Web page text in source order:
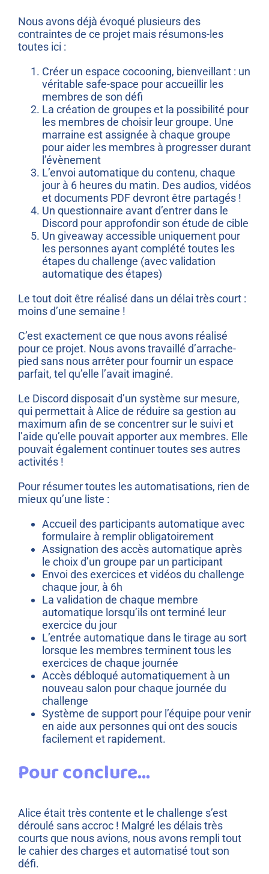
Nous avons déjà évoqué plusieurs des
contraintes de ce projet mais résumons-les
toutes ici :
Créer un espace cocooning, bienveillant : un
véritable safe-space pour accueillir les
membres de son défi
La création de groupes et la possibilité pour
les membres de choisir leur groupe. Une
marraine est assignée à chaque groupe
pour aider les membres à progresser durant
l’évènement
L’envoi automatique du contenu, chaque
jour à 6 heures du matin. Des audios, vidéos
et documents PDF devront être partagés !
Un questionnaire avant d’entrer dans le
Discord pour approfondir son étude de cible
Un giveaway accessible uniquement pour
les personnes ayant complété toutes les
étapes du challenge (avec validation
automatique des étapes)
Le tout doit être réalisé dans un délai très court :
moins d’une semaine !
C’est exactement ce que nous avons réalisé
pour ce projet. Nous avons travaillé d’arrache-
pied sans nous arrêter pour fournir un espace
parfait, tel qu’elle l’avait imaginé.
Le Discord disposait d’un système sur mesure,
qui permettait à Alice de réduire sa gestion au
maximum afin de se concentrer sur le suivi et
l’aide qu’elle pouvait apporter aux membres. Elle
pouvait également continuer toutes ses autres
activités !
Pour résumer toutes les automatisations, rien de
mieux qu’une liste :
Accueil des participants automatique avec
formulaire à remplir obligatoirement
Assignation des accès automatique après
le choix d’un groupe par un participant
Envoi des exercices et vidéos du challenge
chaque jour, à 6h
La validation de chaque membre
automatique lorsqu’ils ont terminé leur
exercice du jour
L’entrée automatique dans le tirage au sort
lorsque les membres terminent tous les
exercices de chaque journée
Accès débloqué automatiquement à un
nouveau salon pour chaque journée du
challenge
Système de support pour l’équipe pour venir
en aide aux personnes qui ont des soucis
facilement et rapidement.
Pour conclure…
Alice était très contente et le challenge s’est
déroulé sans accroc ! Malgré les délais très
courts que nous avions, nous avons rempli tout
le cahier des charges et automatisé tout son
défi.